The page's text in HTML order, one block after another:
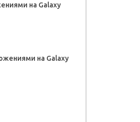
на Galaxy
на Galaxy